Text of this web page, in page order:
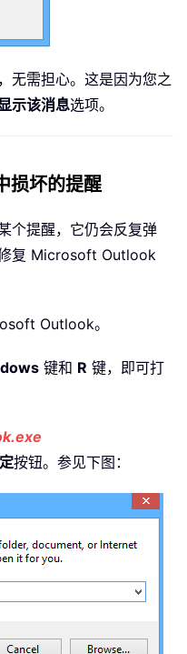
无需担心。这是因为您之
示该消息选项。
损坏的提醒
个提醒，它仍会反复弹
复 Microsoft Outlook
Outlook。
键和 R 键，即可打
按钮。参见下图：